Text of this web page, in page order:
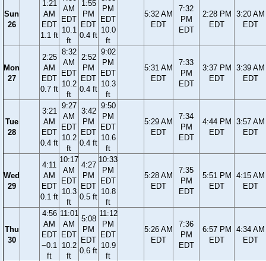
Sun
26
1:21
AM
EDT
1.1 ft
AM
EDT
10.1
ft
1:55
PM
EDT
0.4 ft
PM
EDT
10.0
ft
5:32 AM
EDT
7:32
PM
EDT
2:28 PM
EDT
3:20 AM
EDT
Mon
27
2:25
AM
EDT
0.7 ft
8:32
AM
EDT
10.2
ft
2:52
PM
EDT
0.4 ft
9:02
PM
EDT
10.3
ft
5:31 AM
EDT
7:33
PM
EDT
3:37 PM
EDT
3:39 AM
EDT
Tue
28
3:21
AM
EDT
0.4 ft
9:27
AM
EDT
10.2
ft
3:42
PM
EDT
0.4 ft
9:50
PM
EDT
10.6
ft
5:29 AM
EDT
7:34
PM
EDT
4:44 PM
EDT
3:57 AM
EDT
Wed
29
4:11
AM
EDT
0.1 ft
10:17
AM
EDT
10.3
ft
4:27
PM
EDT
0.5 ft
10:33
PM
EDT
10.8
ft
5:28 AM
EDT
7:35
PM
EDT
5:51 PM
EDT
4:15 AM
EDT
Thu
30
4:56
AM
EDT
−0.1
ft
11:01
AM
EDT
10.2
ft
5:08
PM
EDT
0.6 ft
11:12
PM
EDT
10.9
ft
5:26 AM
EDT
7:36
PM
EDT
6:57 PM
EDT
4:34 AM
EDT